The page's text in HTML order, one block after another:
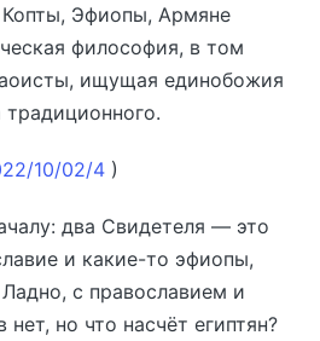
Эфиопы, Армяне
философия, в том
ищущая единобожия
10/02/4 )
два Свидетеля — это
и какие-то эфиопы,
с православием и
но что насчёт египтян?